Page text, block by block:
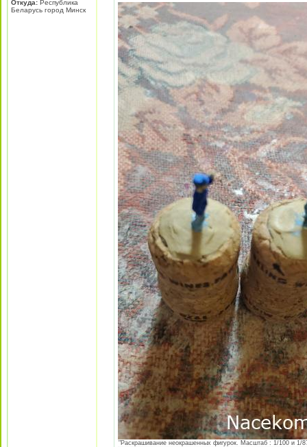
Откуда: Республика
Беларусь город Минск
"Раскрашивание неокрашенных фигурок. Масштаб : 1/100 и 1/